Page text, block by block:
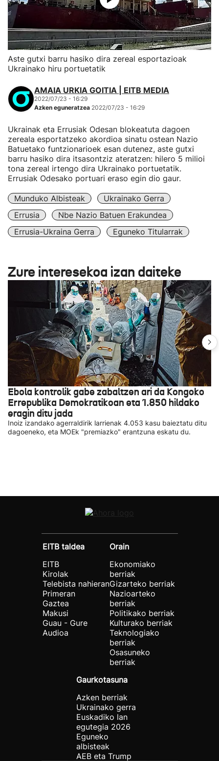
Aste gutxi barru hasiko dira zereal esportazioak
Ukrainako hiru portuetatik
AMAIA URKIA GOITIA | EITB MEDIA
2022/07/23 - 16:29
Azken eguneratzea 2022/07/23 - 16:29
Ukrainak eta Errusiak Odesan blokeatuta dagoen
zereala esportatzeko akordioa sinatu ostean Nazio
Batuetako funtzionarioek esan dutenez, aste gutxi
barru hasiko dira itsasontziz ateratzen: hilero 5 milioi
tona zereal irtengo dira Ukrainako portuetatik.
Errusiak Odesako portuari eraso egin dio gaur.
Munduko Albisteak
Ukrainako Gerra
Errusia
Nbe Nazio Batuen Erakundea
Errusia-Ukraina Gerra
Eguneko Titularrak
Zure interesekoa izan daiteke
Ebola kontrolik gabe zabaltzen ari da Kongoko
Errepublika Demokratikoan eta 1.850 hildako
eragin ditu jada
Inoiz izandako agerraldirik larrienak 4.053 kasu baieztatu ditu
dagoeneko, eta MOEk "premiazko" erantzuna eskatu du.
EITB taldea
EITB
Kirolak
Telebista nahieran
Primeran
Gaztea
Makusi
Guau - Gure
Audioa
Orain
Ekonomiako
berriak
Gizarteko berriak
Nazioarteko
berriak
Politikako berriak
Kulturako berriak
Teknologiako
berriak
Osasuneko
berriak
Gaurkotasuna
Azken berriak
Ukrainako gerra
Euskadiko lan
egutegia 2026
Eguneko
albisteak
AEB eta Trump